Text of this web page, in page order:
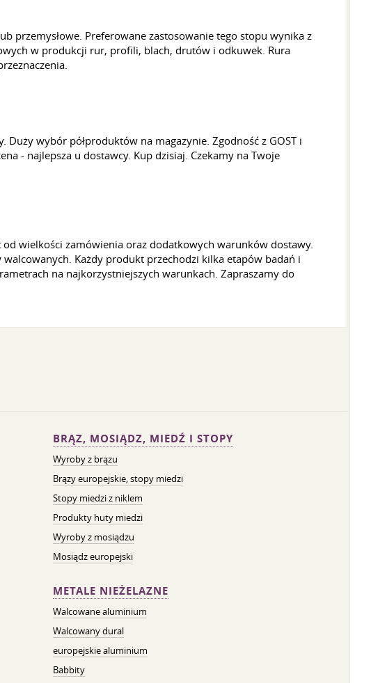
przemysłowe. Preferowane zastosowanie tego stopu wynika z
w produkcji rur, profili, blach, drutów i odkuwek. Rura
wybór półproduktów na magazynie. Zgodność z GOST i
- najlepsza u dostawcy. Kup dzisiaj. Czekamy na Twoje
wielkości zamówienia oraz dodatkowych warunków dostawy.
Każdy produkt przechodzi kilka etapów badań i
na najkorzystniejszych warunkach. Zapraszamy do
BRĄZ, MOSIĄDZ, MIEDŹ I STOPY
Wyroby z brązu
Brązy europejskie, stopy miedzi
Stopy miedzi z niklem
Produkty huty miedzi
Wyroby z mosiądzu
Mosiądz europejski
METALE NIEŻELAZNE
Walcowane aluminium
Walcowany dural
europejskie aluminium
Babbity